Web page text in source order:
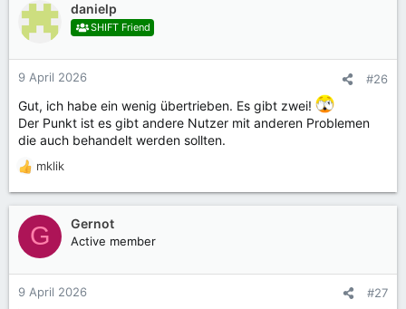
danielp
SHIFT Friend
9 April 2026 #26
Gut, ich habe ein wenig übertrieben. Es gibt zwei!
Der Punkt ist es gibt andere Nutzer mit anderen Problemen
die auch behandelt werden sollten.
R
e
a
k
t
o
n
mklik
G Gernot
Active member
9 April 2026 #27